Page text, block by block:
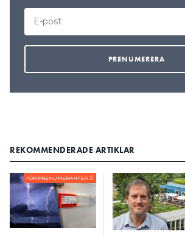
REKOMMENDERADE ARTIKLAR
FÖR PRENUMERANTER